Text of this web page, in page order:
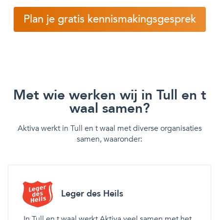
Plan je gratis kennismakingsgesprek
Met wie werken wij in Tull en t
waal samen?
Aktiva werkt in Tull en t waal met diverse organisaties
samen, waaronder:
Leger des Heils